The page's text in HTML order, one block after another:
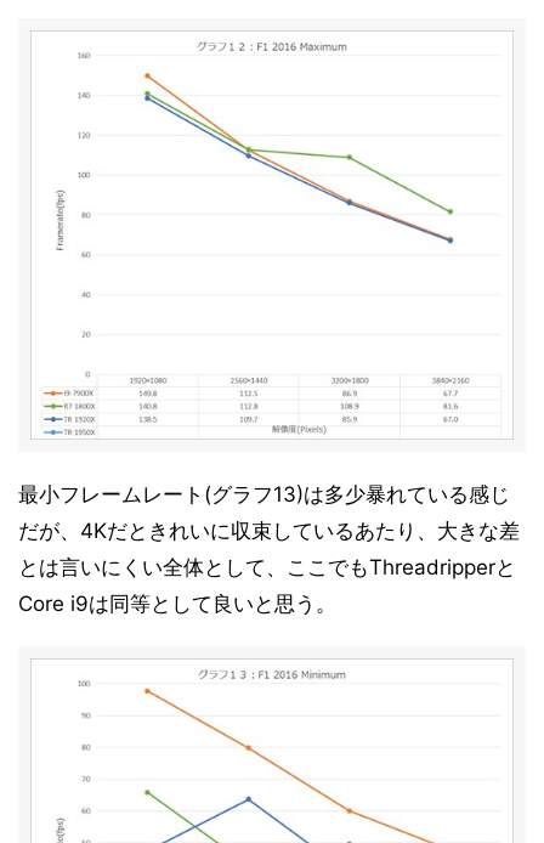
最小フレームレート(グラフ13)は多少暴れている感じ
だが、4Kだときれいに収束しているあたり、大きな差
とは言いにくい全体として、ここでもThreadripperと
Core i9は同等として良いと思う。